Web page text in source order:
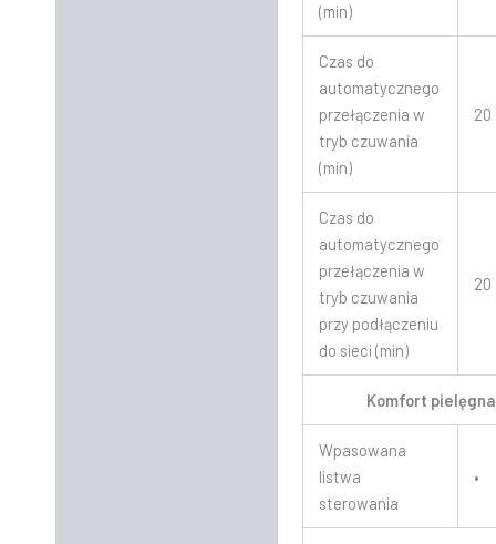
(min)
Czas do
automatycznego
przełączenia w
tryb czuwania
(min)
20
Czas do
automatycznego
przełączenia w
tryb czuwania
przy podłączeniu
do sieci (min)
20
Komfort
Wpasowana
listwa
sterowania
•